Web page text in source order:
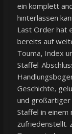
ein komplett
hinterlassen
Last Order hat
bereits auf
Touma, Index
Staffel-
Geschichte,
und großartiger
Staffel in einem
zufriedenstellt.